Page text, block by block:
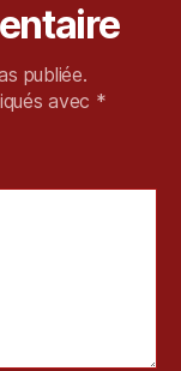
publiée.
avec *